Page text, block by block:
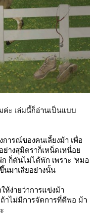
ค่ะ เล่มนี้ก็อ่านเป็นแบบ
ารณ์ของคนเลี้ยงม้า เพื่อ
างสุมิตราก็เหน็ดเหนื่อ
ก็ดันไม่ได้พัก เพราะ ‘หมอ
นมาเสียอย่างนั้น
ง่ายว่าการแข่งม้า
าไม่มีการจัดการที่ดีพอ ม้า